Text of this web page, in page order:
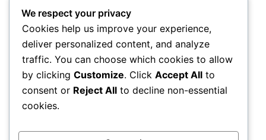
Categories
Battle Pass Belønninger
Twitch Drops Belønninger
We respect your privacy
Cookies help us improve your experience,
deliver personalized content, and analyze
traffic. You can choose which cookies to allow
by clicking Customize. Click Accept All to
consent or Reject All to decline non-essential
cookies.